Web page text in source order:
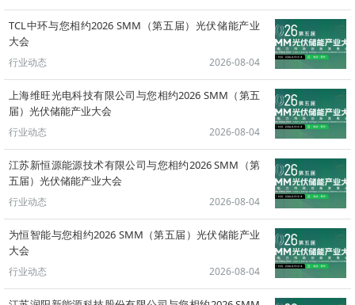
TCL中环与您相约2026 SMM（第五届）光伏储能产业
大会
行业动态 2026-08-04
上海维旺光电科技有限公司与您相约2026 SMM（第五
届）光伏储能产业大会
行业动态 2026-08-04
江苏新恒源能源技术有限公司与您相约2026 SMM（第
五届）光伏储能产业大会
行业动态 2026-08-04
为恒智能与您相约2026 SMM（第五届）光伏储能产业
大会
行业动态 2026-08-04